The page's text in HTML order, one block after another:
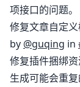
项接口的问题
修复文章自定
by @guqing in
修复插件捆绑
生成可能会重